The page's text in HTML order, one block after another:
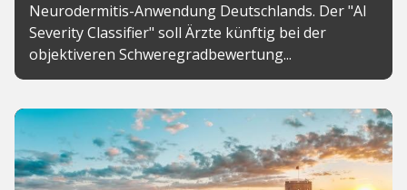
Neurodermitis-Anwendung Deutschlands. Der "AI
Severity Classifier" soll Ärzte künftig bei der
objektiveren Schweregradbewertung...